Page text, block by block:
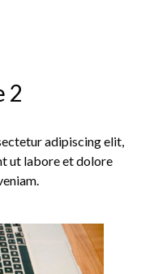
2
adipiscing elit,
ut labore et dolore